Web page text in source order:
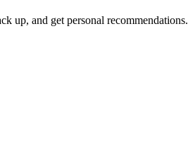
up, and get personal recommendations.